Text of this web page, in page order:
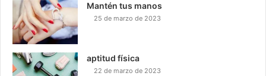
Mantén tus manos
25 de marzo de 2023
aptitud física
22 de marzo de 2023